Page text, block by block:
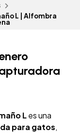
L | Alfombra
Les una
para gatos,